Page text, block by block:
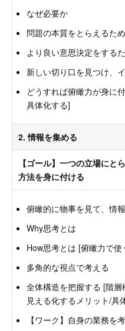
なぜ必要か
問題の本質をとらえるため
より良い意思決定をする
新しい切り口を見つけ、
どうすれば俯瞰力が身に
具体化する]
2. 情報を集める
【ゴール】一つの立場にと
方法を身に付ける
俯瞰的に物事を見て、情
Why思考とは
How思考とは [俯瞰力で
多角的な視点で考える
全体構造を把握する [階
見える化するメリット/具
【ワーク】自身の業務を